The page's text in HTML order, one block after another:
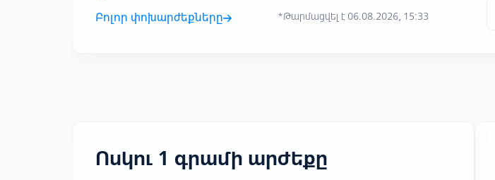
Բոլոր փոխարժեքները *Թարմացվել է 06.08.2026, 15:33
Ոսկու 1 գրամի արժեքը